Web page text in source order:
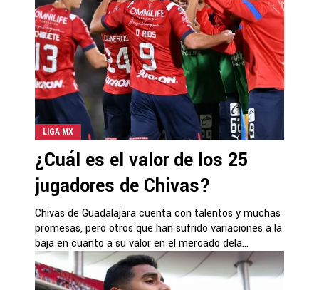
LIGA MX
¿Cuál es el valor de los 25
jugadores de Chivas?
Chivas de Guadalajara cuenta con talentos y muchas
promesas, pero otros que han sufrido variaciones a la
baja en cuanto a su valor en el mercado dela...